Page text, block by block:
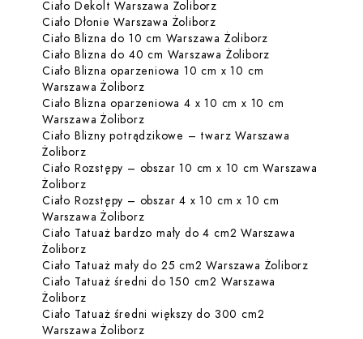
Ciało Dekolt Warszawa Żoliborz
Ciało Dłonie Warszawa Żoliborz
Ciało Blizna do 10 cm Warszawa Żoliborz
Ciało Blizna do 40 cm Warszawa Żoliborz
Ciało Blizna oparzeniowa 10 cm x 10 cm
Warszawa ŻoliborzDowiedz się więcej o Ciało Blizna
Ciało Blizna oparzeniowa 4 x 10 cm x 10 cm
Warszawa ŻoliborzDowiedz się więcej o Ciało Blizna
Ciało Blizny potrądzikowe – twarz Warszawa
ŻoliborzDowiedz się więcej o Ciało Blizny potrądzikowe
Ciało Rozstępy – obszar 10 cm x 10 cm Warszawa
ŻoliborzDowiedz się więcej o Ciało Rozstępy – obszar
Ciało Rozstępy – obszar 4 x 10 cm x 10 cm
Warszawa ŻoliborzDowiedz się więcej o Ciało Rozstępy
Ciało Tatuaż bardzo mały do 4 cm2 Warszawa
ŻoliborzDowiedz się więcej o Ciało Tatuaż bardzo mały
Ciało Tatuaż mały do 25 cm2 Warszawa Żoliborz
Ciało Tatuaż średni do 150 cm2 Warszawa
ŻoliborzDowiedz się więcej o Ciało Tatuaż średni do 150
Ciało Tatuaż średni większy do 300 cm2
Warszawa ŻoliborzDowiedz się więcej o Ciało Tatuaż